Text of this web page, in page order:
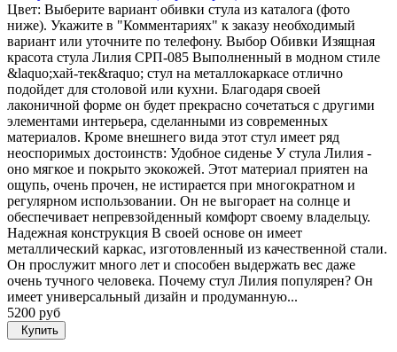
Цвет: Выберите вариант обивки стула из каталога (фото
ниже). Укажите в "Комментариях" к заказу необходимый
вариант или уточните по телефону. Выбор Обивки Изящная
красота стула Лилия СРП-085 Выполненный в модном стиле
&laquo;хай-тек&raquo; стул на металлокаркасе отлично
подойдет для столовой или кухни. Благодаря своей
лаконичной форме он будет прекрасно сочетаться с другими
элементами интерьера, сделанными из современных
материалов. Кроме внешнего вида этот стул имеет ряд
неоспоримых достоинств: Удобное сиденье У стула Лилия -
оно мягкое и покрыто экокожей. Этот материал приятен на
ощупь, очень прочен, не истирается при многократном и
регулярном использовании. Он не выгорает на солнце и
обеспечивает непревзойденный комфорт своему владельцу.
Надежная конструкция В своей основе он имеет
металлический каркас, изготовленный из качественной стали.
Он прослужит много лет и способен выдержать вес даже
очень тучного человека. Почему стул Лилия популярен? Он
имеет универсальный дизайн и продуманную...
5200 руб
Купить